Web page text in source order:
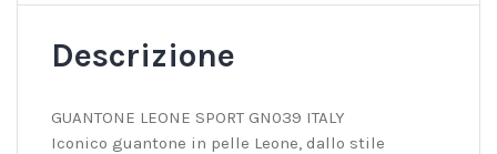
Descrizione
GUANTONE LEONE SPORT GN039 ITALY
Iconico guantone in pelle Leone, dallo stile